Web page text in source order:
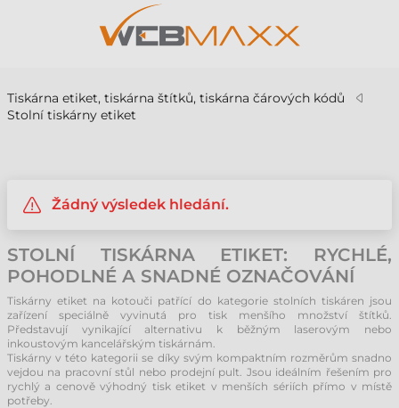
Tiskárna etiket, tiskárna štítků, tiskárna čárových kódů
Stolní tiskárny etiket
Žádný výsledek hledání.
STOLNÍ TISKÁRNA ETIKET: RYCHLÉ,
POHODLNÉ A SNADNÉ OZNAČOVÁNÍ
Tiskárny etiket na kotouči patřící do kategorie stolních tiskáren jsou
zařízení speciálně vyvinutá pro tisk menšího množství štítků.
Představují vynikající alternativu k běžným laserovým nebo
inkoustovým kancelářským tiskárnám.
Tiskárny v této kategorii se díky svým kompaktním rozměrům snadno
vejdou na pracovní stůl nebo prodejní pult. Jsou ideálním řešením pro
rychlý a cenově výhodný tisk etiket v menších sériích přímo v místě
potřeby.